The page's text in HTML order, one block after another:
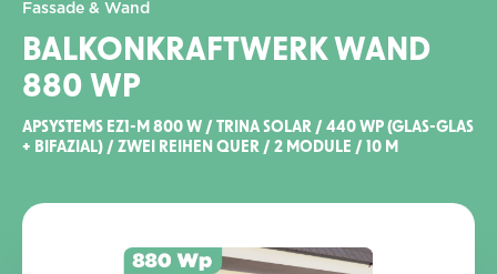
Fassade & Wand
BALKONKRAFTWERK WAND
880 WP
APSYSTEMS EZ1-M 800 W / TRINA SOLAR / 440 WP (GLAS-GLAS
+ BIFAZIAL) / ZWEI REIHEN QUER / 2 MODULE / 10 M
Bildergalerie überspringen